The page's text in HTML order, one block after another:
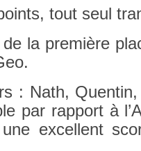
tout seul
la première
: Nath,
par rap­port à
ex­cel­lent